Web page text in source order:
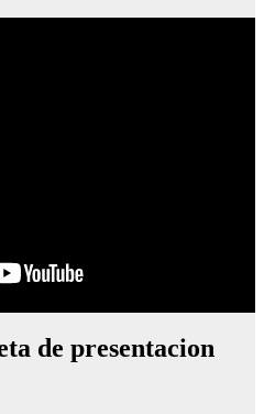
de presentacion